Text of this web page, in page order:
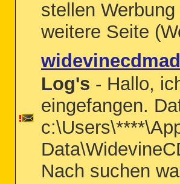
stellen
weitere Seite
Log's - Hallo,
eingefangen.
Nach suchen